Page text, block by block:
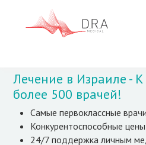
Лечение в Израиле -
более 500 врачей!
Самые первоклассные
Конкурентоспособные
24/7 поддержка личным